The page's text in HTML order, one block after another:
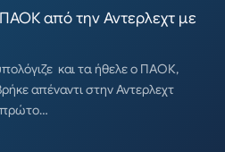
από την Αντερλεχτ με
και τα ήθελε ο ΠΑΟΚ,
απέναντι στην Αντερλεχτ